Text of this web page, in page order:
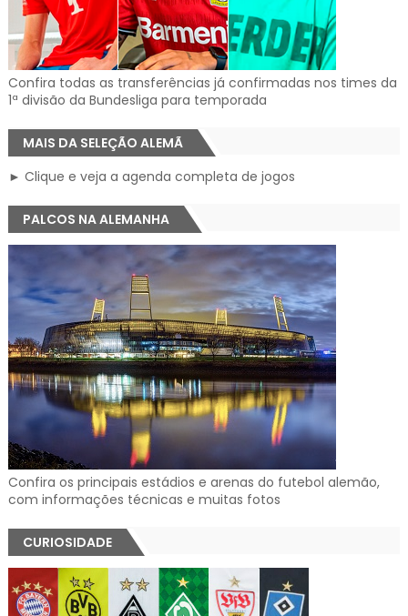
Confira todas as transferências já confirmadas nos times da
1ª divisão da Bundesliga para temporada
MAIS DA SELEÇÃO ALEMÃ
► Clique e veja a agenda completa de jogos
PALCOS NA ALEMANHA
Confira os principais estádios e arenas do futebol alemão,
com informações técnicas e muitas fotos
CURIOSIDADE